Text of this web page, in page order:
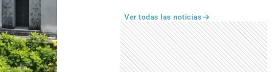
Ver todas las noticias